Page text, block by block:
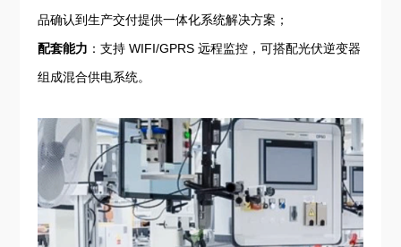
品确认到生产交付提供一体化系统解决方案；
配套能力 ：支持 WIFI/GPRS 远程监控，可搭配光伏逆变器
组成混合供电系统。